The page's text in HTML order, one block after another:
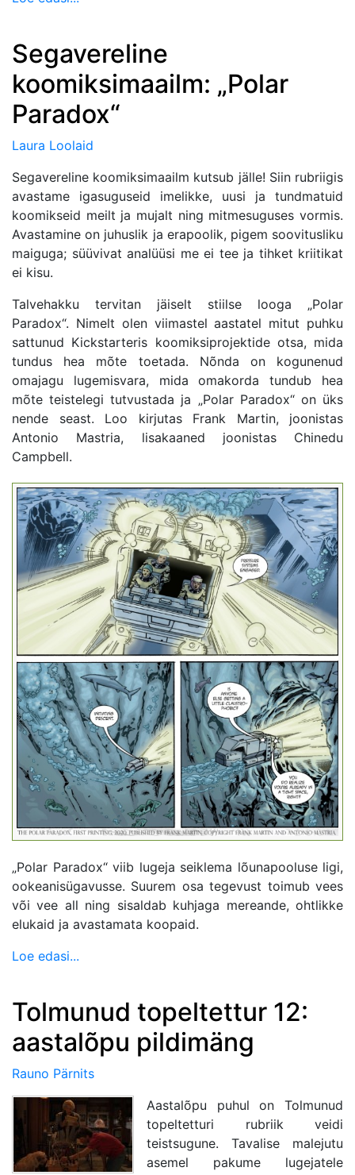
Segavereline
koomiksimaailm: „Polar
Paradox“
Laura Loolaid
Segavereline koomiksimaailm kutsub jälle! Siin rubriigis
avastame igasuguseid imelikke, uusi ja tundmatuid
koomikseid meilt ja mujalt ning mitmesuguses vormis.
Avastamine on juhuslik ja erapoolik, pigem soovitusliku
maiguga; süüvivat analüüsi me ei tee ja tihket kriitikat
ei kisu.
Talvehakku tervitan jäiselt stiilse looga „Polar
Paradox“. Nimelt olen viimastel aastatel mitut puhku
sattunud Kickstarteris koomiksiprojektide otsa, mida
tundus hea mõte toetada. Nõnda on kogunenud
omajagu lugemisvara, mida omakorda tundub hea
mõte teistelegi tutvustada ja „Polar Paradox“ on üks
nende seast. Loo kirjutas Frank Martin, joonistas
Antonio Mastria, lisakaaned joonistas Chinedu
Campbell.
„Polar Paradox“ viib lugeja seiklema lõunapooluse ligi,
ookeanisügavusse. Suurem osa tegevust toimub vees
või vee all ning sisaldab kuhjaga mereande, ohtlikke
elukaid ja avastamata koopaid.
Loe edasi...
Tolmunud topeltettur 12:
aastalõpu pildimäng
Rauno Pärnits
Aastalõpu puhul on Tolmunud
topeltetturi rubriik veidi
teistsugune. Tavalise malejutu
asemel pakume lugejatele